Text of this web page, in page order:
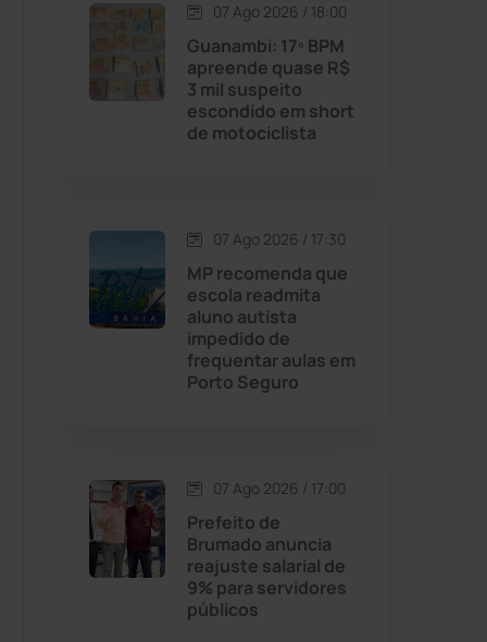
Caturama
Chapada Diamantina
Cordeiros (49)
Dom Basílio
Érico Cardoso
Esportes (522)
07 Ago 2026 / 18:00
Guanambi: 17º BPM
apreende quase R$
3 mil suspeito
escondido em short
de motociclista
07 Ago 2026 / 17:30
MP recomenda que
escola readmita
aluno autista
impedido de
frequentar aulas em
Porto Seguro
07 Ago 2026 / 17:00
Prefeito de
Brumado anuncia
reajuste salarial de
9% para servidores
públicos